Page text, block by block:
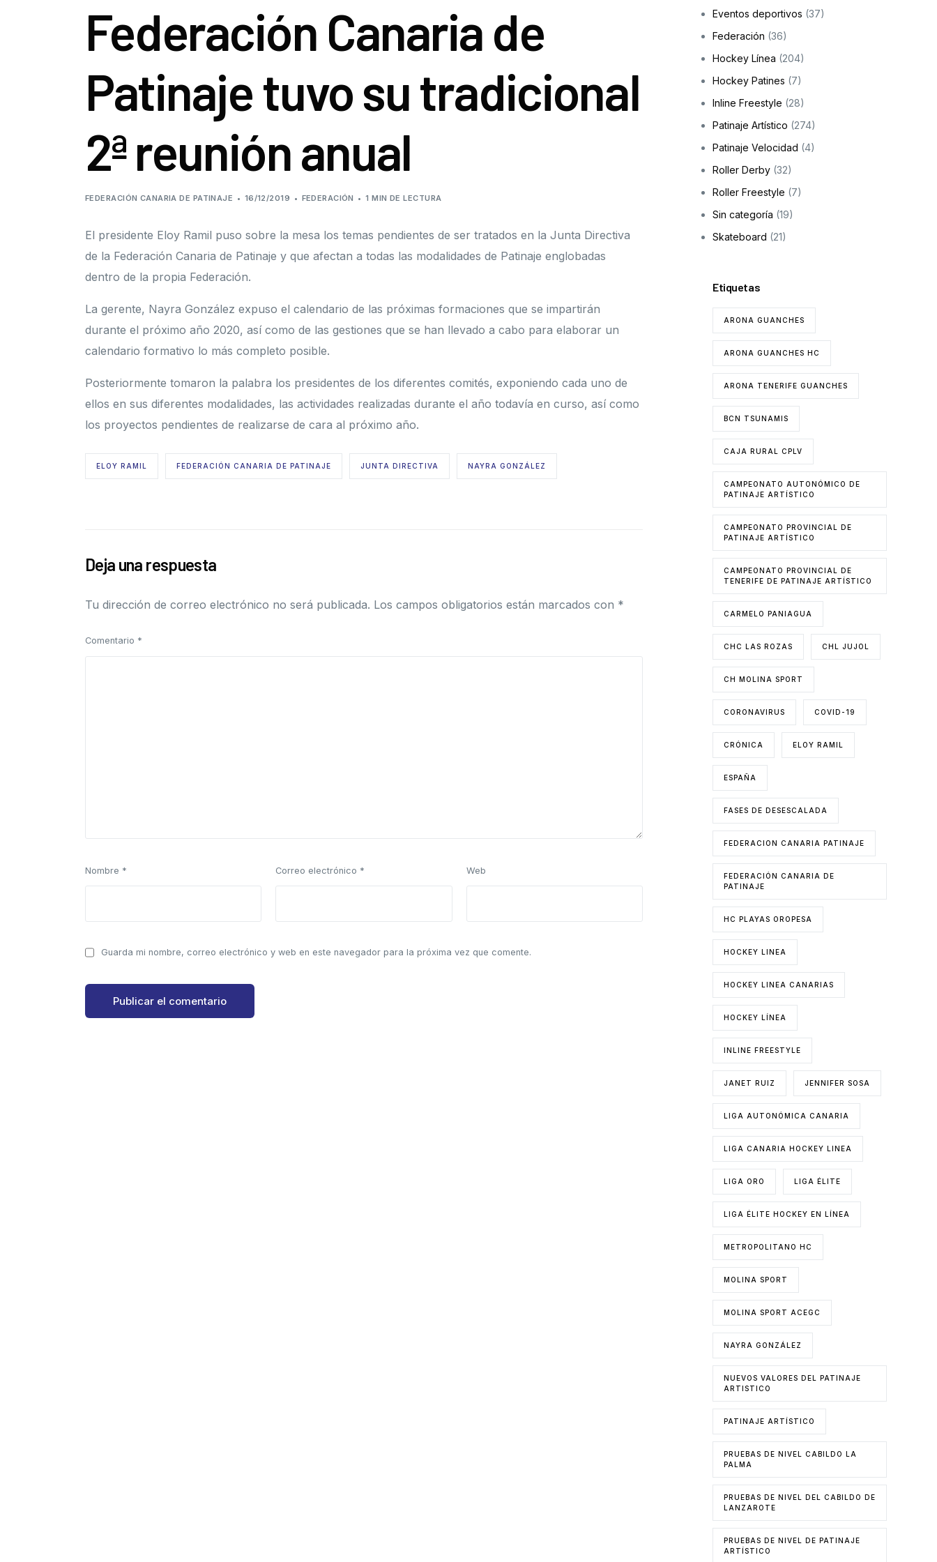
Roller Derby
Roller Freestyle
Skateboard
Junta de gobierno
Órganos disciplinarios
Protocolo de protección a la infancia y adolescencia
Resoluciones
Skateboarding
Federación Canaria de
Patinaje tuvo su tradicional
2ª reunión anual
FEDERACIÓN CANARIA DE PATINAJE 16/12/2019 FEDERACIÓN 1 MIN DE LECTURA
El presidente Eloy Ramil puso sobre la mesa los temas pendientes de ser tratados en la Junta Directiva
de la Federación Canaria de Patinaje y que afectan a todas las modalidades de Patinaje englobadas
dentro de la propia Federación.
La gerente, Nayra González expuso el calendario de las próximas formaciones que se impartirán
durante el próximo año 2020, así como de las gestiones que se han llevado a cabo para elaborar un
calendario formativo lo más completo posible.
Posteriormente tomaron la palabra los presidentes de los diferentes comités, exponiendo cada uno de
ellos en sus diferentes modalidades, las actividades realizadas durante el año todavía en curso, así como
los proyectos pendientes de realizarse de cara al próximo año.
ELOY RAMIL FEDERACIÓN CANARIA DE PATINAJE JUNTA DIRECTIVA NAYRA GONZÁLEZ
Deja una respuesta
Tu dirección de correo electrónico no será publicada. Los campos obligatorios están marcados con *
Comentario *
Nombre * Correo electrónico * Web
Guarda mi nombre, correo electrónico y web en este navegador para la próxima vez que comente.
Eventos deportivos (37)
Federación (36)
Hockey Línea (204)
Hockey Patines (7)
Inline Freestyle (28)
Patinaje Artístico (274)
Patinaje Velocidad (4)
Roller Derby (32)
Roller Freestyle (7)
Sin categoría (19)
Skateboard (21)
Etiquetas
ARONA GUANCHES
ARONA GUANCHES HC
ARONA TENERIFE GUANCHES
BCN TSUNAMIS
CAJA RURAL CPLV
CAMPEONATO AUTONÓMICO DE
PATINAJE ARTÍSTICO
CAMPEONATO PROVINCIAL DE
PATINAJE ARTÍSTICO
CAMPEONATO PROVINCIAL DE
TENERIFE DE PATINAJE ARTÍSTICO
CARMELO PANIAGUA
CHC LAS ROZAS CHL JUJOL
CH MOLINA SPORT
CORONAVIRUS COVID-19
CRÓNICA ELOY RAMIL
ESPAÑA
FASES DE DESESCALADA
FEDERACION CANARIA PATINAJE
FEDERACIÓN CANARIA DE
PATINAJE
HC PLAYAS OROPESA
HOCKEY LINEA
HOCKEY LINEA CANARIAS
HOCKEY LÍNEA
INLINE FREESTYLE
JANET RUIZ JENNIFER SOSA
LIGA AUTONÓMICA CANARIA
LIGA CANARIA HOCKEY LINEA
LIGA ORO LIGA ÉLITE
LIGA ÉLITE HOCKEY EN LÍNEA
METROPOLITANO HC
MOLINA SPORT
MOLINA SPORT ACEGC
NAYRA GONZÁLEZ
NUEVOS VALORES DEL PATINAJE
ARTISTICO
PATINAJE ARTÍSTICO
PRUEBAS DE NIVEL CABILDO LA
PALMA
PRUEBAS DE NIVEL DEL CABILDO DE
LANZAROTE
PRUEBAS DE NIVEL DE PATINAJE
ARTÍSTICO